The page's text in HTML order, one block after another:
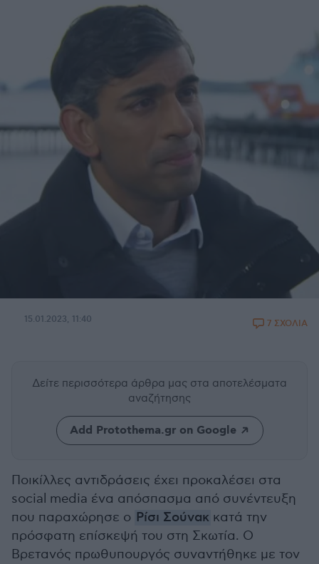
15.01.2023, 11:40 7 ΣΧΟΛΙΑ
Δείτε περισσότερα άρθρα μας στα αποτελέσματα
αναζήτησης
Add Protothema.gr on Google
Ποικίλλες αντιδράσεις έχει προκαλέσει στα
social media ένα απόσπασμα από συνέντευξη
που παραχώρησε ο Ρίσι Σούνακ κατά την
πρόσφατη επίσκεψή του στη Σκωτία. Ο
Βρετανός πρωθυπουργός συναντήθηκε με τον